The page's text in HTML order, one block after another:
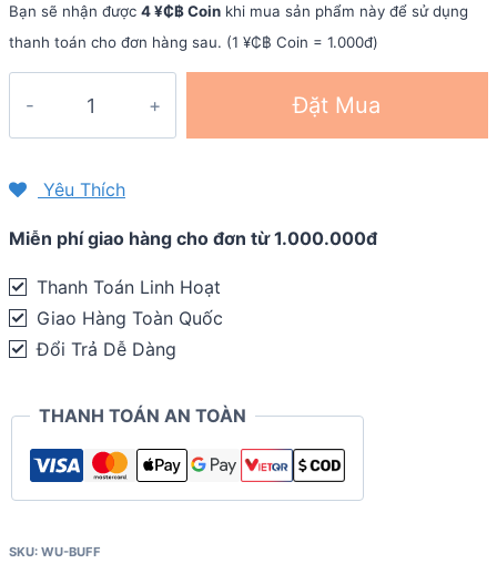
Bạn sẽ nhận được 4 ¥₵฿ Coin khi mua sản phẩm này để sử dụng
thanh toán cho đơn hàng sau. (1 ¥₵฿ Coin = 1.000đ)
năng
phượt
Wheel
Up
quantity
Đặt Mua
Yêu Thích
Miễn phí giao hàng cho đơn từ 1.000.000đ
Thanh Toán Linh Hoạt
Giao Hàng Toàn Quốc
Đổi Trả Dễ Dàng
THANH TOÁN AN TOÀN
SKU: WU-BUFF